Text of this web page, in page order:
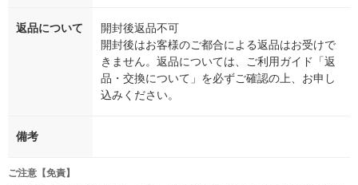
返品について
開封後返品不可
開封後はお客様のご都合による返品はお受けで
きません。返品については、ご利用ガイド「返
品・交換について」を必ずご確認の上、お申し
込みください。
備考
ご注意【免責】